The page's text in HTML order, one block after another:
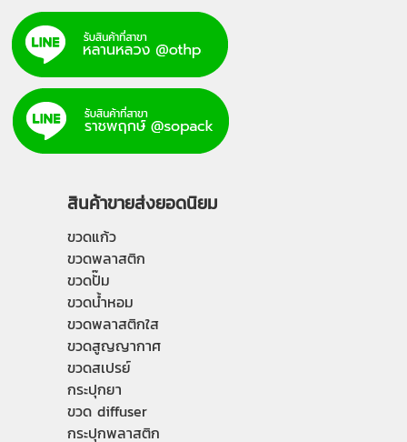
สินค้าขายส่งยอดนิยม
ขวดแก้ว
ขวดพลาสติก
ขวดปั๊ม
ขวดน้ำหอม
ขวดพลาสติกใส
ขวดสูญญากาศ
ขวดสเปรย์
กระปุกยา
ขวด diffuser
กระปุกพลาสติก